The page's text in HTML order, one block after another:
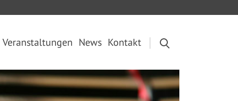
Veranstaltungen News Kontakt